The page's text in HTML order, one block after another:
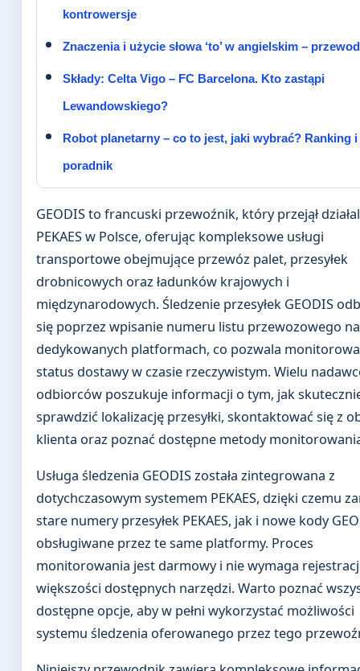
kontrowersje
Znaczenia i użycie słowa ‘to’ w angielskim –
Składy: Celta Vigo – FC Barcelona. Kto zastąpi
Lewandowskiego?
Robot planetarny – co to jest, jaki wybrać? Ranking i
poradnik
GEODIS to francuski przewoźnik, który przejął
PEKAES w Polsce, oferując kompleksowe usługi
transportowe obejmujące przewóz palet, przesyłek
drobnicowych oraz ładunków krajowych i
międzynarodowych. Śledzenie przesyłek GEODIS
się poprzez wpisanie numeru listu przewozowego na
dedykowanych platformach, co pozwala
status dostawy w czasie rzeczywistym. Wielu
odbiorców poszukuje informacji o tym, jak
sprawdzić lokalizację przesyłki, skontaktować się z
klienta oraz poznać dostępne metody
Usługa śledzenia GEODIS została zintegrowana z
dotychczasowym systemem PEKAES, dzięki czemu
stare numery przesyłek PEKAES, jak i nowe kody
obsługiwane przez te same platformy. Proces
monitorowania jest darmowy i nie wymaga
większości dostępnych narzędzi. Warto poznać
dostępne opcje, aby w pełni wykorzystać możliwości
systemu śledzenia oferowanego przez tego